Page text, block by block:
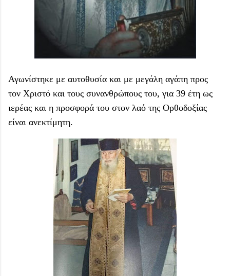
Αγωνίστηκε με αυτοθυσία και με μεγάλη αγάπη προς
τον Χριστό και τους συνανθρώπους του, για 39 έτη ως
ιερέας και η προσφορά του στον λαό της Ορθοδοξίας
είναι ανεκτίμητη.